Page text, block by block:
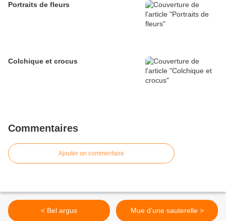
Portraits de fleurs
Colchique et crocus
Commentaires
Ajouter un commentaire
< Bel argus Mue d'une sauterelle >